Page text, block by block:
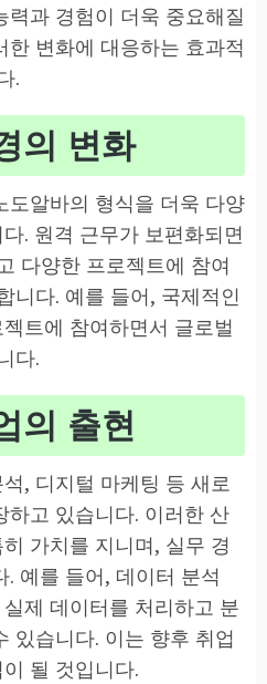
과 경험이 더욱 중요해질
변화에 대응하는 효과적
.
의 변화
도알바의 형식을 더욱 다양
. 원격 근무가 보편화되면
다양한 프로젝트에 참여
니다. 예를 들어, 국제적인
트에 참여하면서 글로벌
다.
의 출현
, 디지털 마케팅 등 새로
하고 있습니다. 이러한 산
가치를 지니며, 실무 경
예를 들어, 데이터 분석
제 데이터를 처리하고 분
있습니다. 이는 향후 취업
될 것입니다.